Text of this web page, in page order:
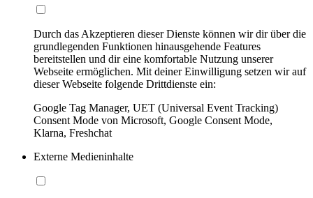
Durch das Akzeptieren dieser Dienste können wir dir über die
grundlegenden Funktionen hinausgehende Features
bereitstellen und dir eine komfortable Nutzung unserer
Webseite ermöglichen. Mit deiner Einwilligung setzen wir auf
dieser Webseite folgende Drittdienste ein:
Google Tag Manager, UET (Universal Event Tracking)
Consent Mode von Microsoft, Google Consent Mode,
Klarna, Freshchat
Externe Medieninhalte